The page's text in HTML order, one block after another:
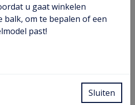
links
u gaat winkelen
balk, om te bepalen of een
past!
Sluiten